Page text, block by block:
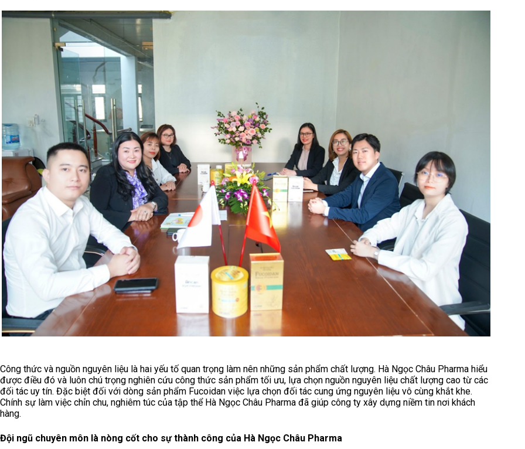
Công thức và nguồn nguyên liệu là hai yếu tố quan trọng làm nên những sản phẩm chất lượng. Hà Ngọc Châu Pharma hiểu
được điều đó và luôn chú trọng nghiên cứu công thức sản phẩm tối ưu, lựa chọn nguồn nguyên liệu chất lượng cao từ các
đối tác uy tín. Đặc biệt đối với dòng sản phẩm Fucoidan việc lựa chọn đối tác cung ứng nguyên liệu vô cùng khắt khe.
Chính sự làm việc chỉn chu, nghiêm túc của tập thể Hà Ngọc Châu Pharma đã giúp công ty xây dựng niềm tin nơi khách
hàng.
Đội ngũ chuyên môn là nòng cốt cho sự thành công của Hà Ngọc Châu Pharma